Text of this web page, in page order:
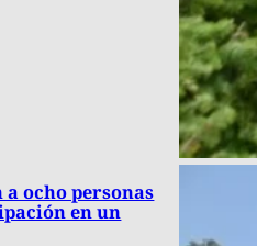
ocho personas
en un